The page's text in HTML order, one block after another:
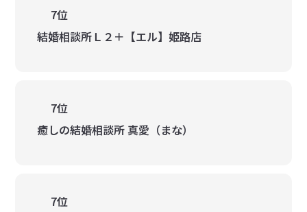
7位
結婚相談所Ｌ２＋【エル】姫路店
7位
癒しの結婚相談所 真愛（まな）
7位